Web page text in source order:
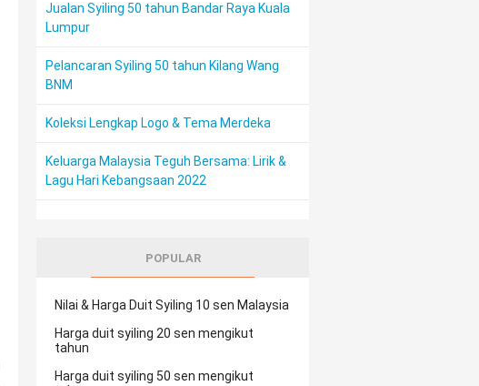
Jualan Syiling 50 tahun Bandar Raya Kuala
Lumpur
Pelancaran Syiling 50 tahun Kilang Wang
BNM
Koleksi Lengkap Logo & Tema Merdeka
Keluarga Malaysia Teguh Bersama: Lirik &
Lagu Hari Kebangsaan 2022
POPULAR
Nilai & Harga Duit Syiling 10 sen Malaysia
Harga duit syiling 20 sen mengikut
tahun
Harga duit syiling 50 sen mengikut